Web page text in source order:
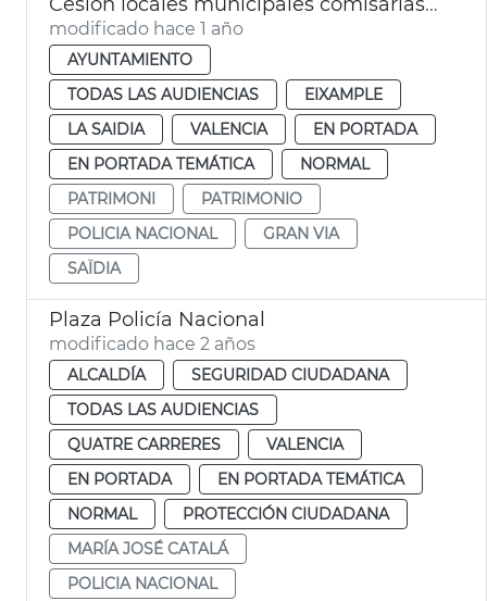
modificado hace 1 año
AYUNTAMIENTO
TODAS LAS AUDIENCIAS
EIXAMPLE
LA SAIDIA
VALENCIA
EN PORTADA
EN PORTADA TEMÁTICA
NORMAL
PATRIMONI
PATRIMONIO
POLICIA NACIONAL
GRAN VIA
SAÏDIA
Plaza Policía Nacional
modificado hace 2 años
ALCALDÍA
SEGURIDAD CIUDADANA
TODAS LAS AUDIENCIAS
QUATRE CARRERES
VALENCIA
EN PORTADA
EN PORTADA TEMÁTICA
NORMAL
PROTECCIÓN CIUDADANA
MARÍA JOSÉ CATALÁ
POLICIA NACIONAL